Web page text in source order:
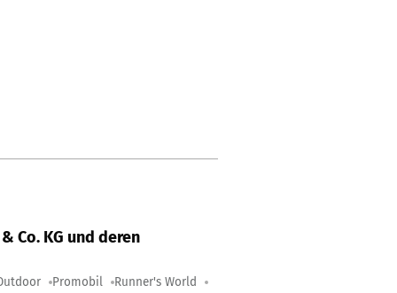
Co. KG und deren
Promobil Runner's World